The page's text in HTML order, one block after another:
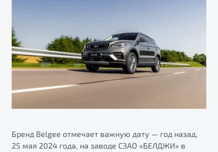
Яркий кроссовер
от 2 219 990 ₽*
S50
Трейд-ин
Страхование
Расчет КАСКО
Гарантия Belgee
Belgee Линк
Belgee Клуб
Помощь на дорогах
Правовая информация
Бренд Belgee отмечает важную дату — год назад,
25 мая 2024 года, на заводе СЗАО «БЕЛДЖИ» в